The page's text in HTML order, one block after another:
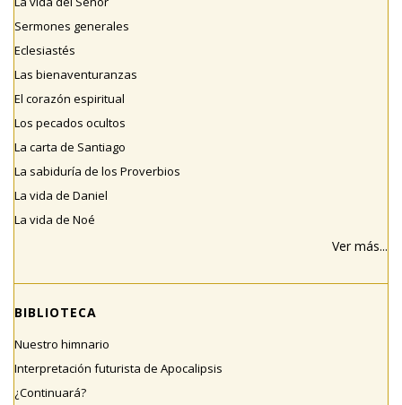
Sermones generales
Eclesiastés
Las bienaventuranzas
El corazón espiritual
Los pecados ocultos
La carta de Santiago
La sabiduría de los Proverbios
La vida de Daniel
La vida de Noé
Ver más...
BIBLIOTECA
Nuestro himnario
Interpretación futurista de Apocalipsis
¿Continuará?